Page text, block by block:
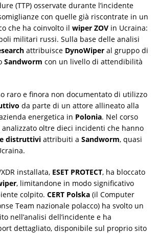
(TTP) osservate durante l’incidente
con quelle già riscontrate in un
che ha coinvolto il wiper ZOV in Ucraina:
militari russi. Sulla base delle analisi
attribuisce DynoWiper al gruppo di
Sandworm con un livello di attendibilità
raro e finora non documentato di utilizzo
da parte di un attore allineato alla
energetica in Polonia. Nel corso
analizzato oltre dieci incidenti che hanno
distruttivi attribuiti a Sandworm, quasi
installata, ESET PROTECT, ha bloccato
, limitandone in modo significativo
colpito. CERT Polska (il Computer
Team nazionale polacco) ha svolto un
nell’analisi dell’incidente e ha
dettagliato, disponibile sul proprio sito